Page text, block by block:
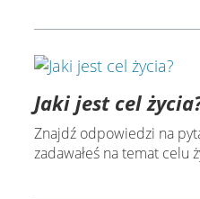
Jaki jest cel
Znajdź odpowiedzi na
zadawałeś na temat celu